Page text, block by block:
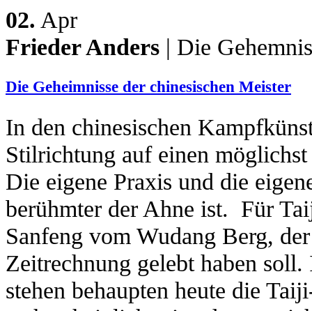
02. Apr
Frieder Anders | Die
Die Geheimnisse der chinesischen Meister
In den chinesischen
Stilrichtung auf einen
Die eigene Praxis und die
berühmter der Ahne ist. Für
Sanfeng vom Wudang Berg,
Zeitrechnung gelebt haben
stehen behaupten heute die